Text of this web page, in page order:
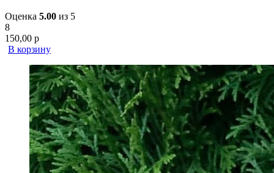
Оценка 5.00 из 5
8
150,00 р
В корзину